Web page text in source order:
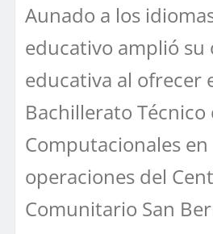
Aunado a los
educativo amplió su
educativa al ofrecer
Bachillerato Técnico
Computacionales
operaciones del
Comunitario San